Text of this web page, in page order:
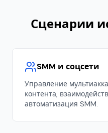
Сценарии
SMM и соцсети
Управление
контента,
автоматизация SMM.